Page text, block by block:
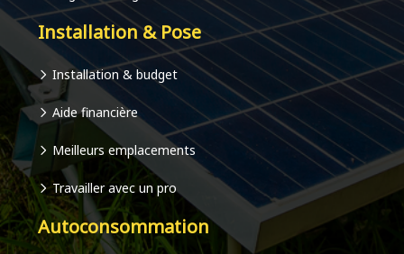
Installation & Pose
Installation & budget
Aide financière
Meilleurs emplacements
Travailler avec un pro
Autoconsommation